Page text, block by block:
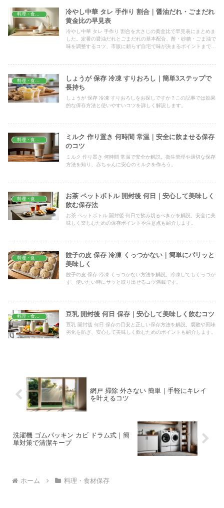
冷やし中華 タレ 手作り 割合｜醤油だれ・ごまだれ
黄金比の早見表
冷やし中華 タレ 手作り 割合を大さじの黄金比で早見表にまとめま
した。定番の醤油だれとごまだれの基本配合、酢・砂糖・ごま油で
味を調整するコツ、市販に頼らず自宅で味が決まるポイントまで、
しょうが 保存 冷凍 すりおろし｜簡単3ステップで
長持ち
しょうが 保存 冷凍 すりおろしをお探しですか？この記事では効果
的な保存方法と使いやすいコツを詳しく解説します。
ミルク 作り置き 何時間 常温｜安全に飲ませる保存
のコツ
ミルク 作り置き 何時間 常温で安全か解説。衛生管理や適切な保存
方法を知り、赤ちゃんに安心のミルクを作ろう。
お茶 ペットボトル 開封後 何日｜安心して美味しく
飲む保存法
お茶 ペットボトル 開封後 何日で飲み切るべきかを解説。安全に美
味しく楽しむための保存ポイントや注意点も紹介します。
餃子の皮 保存 冷凍 くっつかない｜簡単にパリッと
美味しく
餃子の皮 保存 冷凍 くっつかない方法を解説。冷凍してもくっつか
ず、使いたい時にサッと取り出せるコツ満載です。
料理・食材保存 豆乳 開封後 何日 保存｜安心して美味しく飲むコツ
豆乳 開封後 何日 保存の目安と正しい保存方法を解説。腐敗や風味
劣化を防ぎ、安心して美味しく飲むためのポイントも紹介します。
網戸 掃除 外さない 簡単｜手軽にキレイ
を叶えるコツ
洗濯機 ゴムパッキン カビ ドラム式｜簡
単対策で清潔キープ
ホーム 料理・食材保存